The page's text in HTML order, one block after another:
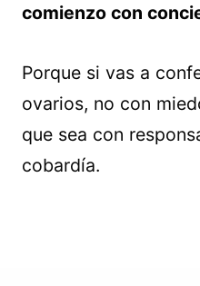
comienzo con
Porque si vas a
ovarios, no con
que sea con
cobardía.